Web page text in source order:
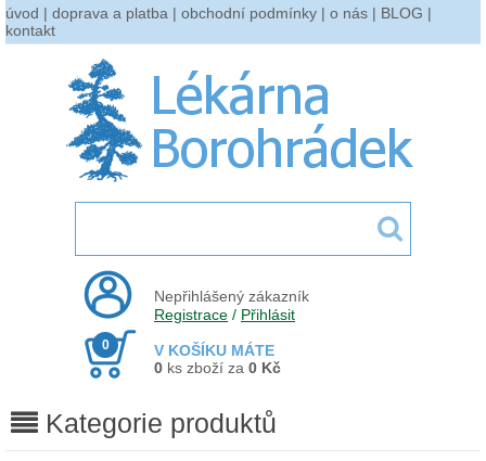
úvod | doprava a platba | obchodní podmínky | o nás | BLOG |
kontakt
Nepřihlášený zákazník
Registrace / Přihlásit
V KOŠÍKU MÁTE
0
0 ks zboží za 0 Kč
Kategorie produktů